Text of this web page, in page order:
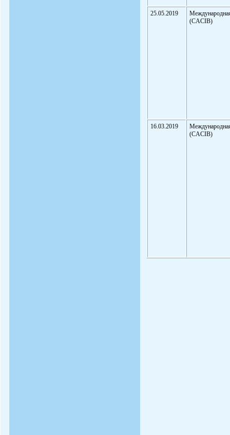
25.05.2019
(CACIB)
16.03.2019
(CACIB)